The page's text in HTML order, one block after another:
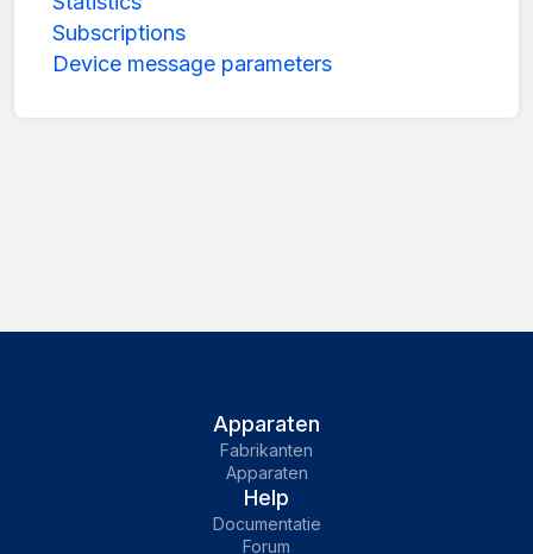
Subscriptions
Device message parameters
Apparaten
Fabrikanten
Apparaten
Help
Documentatie
Forum